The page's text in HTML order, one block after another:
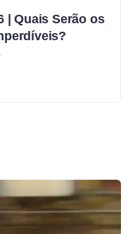
| Quais Serão os